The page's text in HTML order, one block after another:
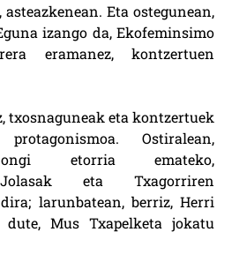
Eta ostegunean,
izango da, Ekofeminsimo
eramanez, kontzertuen
txosnaguneak eta kontzertuek
Ostiralean,
etorria emateko,
eta Txagorriren
larunbatean, berriz, Herri
dute, Mus Txapelketa jokatu